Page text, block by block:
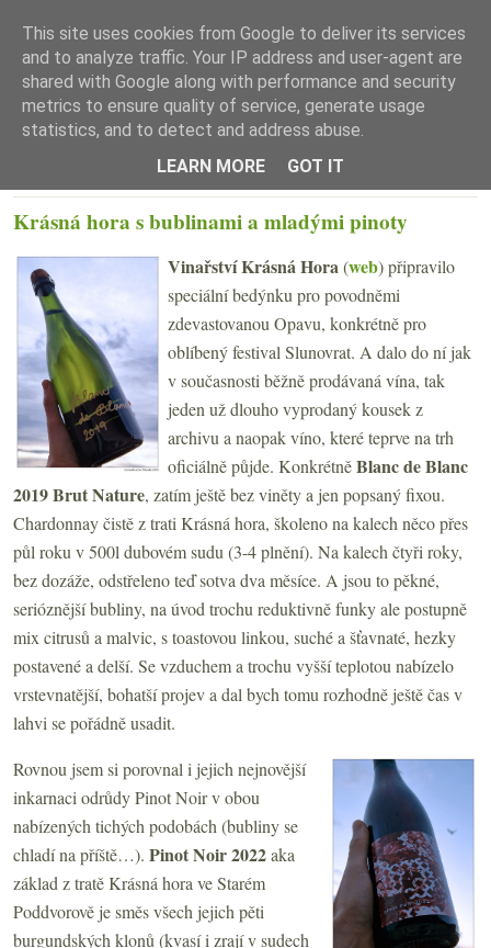
☰ Menu
Krásná hora s bublinami a mladými pinoty
Vinařství Krásná Hora(web) připravilo
speciální bedýnku pro povodněmi
zdevastovanou Opavu, konkrétně pro
oblíbený festival Slunovrat. A dalo do ní jak
v současnosti běžně prodávaná vína, tak
jeden už dlouho vyprodaný kousek z
archivu a naopak víno, které teprve na trh
oficiálně půjde. KonkrétněBlanc de Blanc
2019 Brut Nature, zatím ještě bez viněty a jen popsaný fixou.
Chardonnay čistě z trati Krásná hora, školeno na kalech něco přes
půl roku v 500l dubovém sudu (3-4 plnění). Na kalech čtyři roky,
bez dozáže, odstřeleno teď sotva dva měsíce. A jsou to pěkné,
serióznější bubliny, na úvod trochu reduktivně funky ale postupně
mix citrusů a malvic, s toastovou linkou, suché a šťavnaté, hezky
postavené a delší. Se vzduchem a trochu vyšší teplotou nabízelo
vrstevnatější, bohatší projev a dal bych tomu rozhodně ještě čas v
lahvi se pořádně usadit.
Rovnou jsem si porovnal i jejich nejnovější
inkarnaci odrůdy Pinot Noir v obou
nabízených tichých podobách (bubliny se
chladí na příště…). Pinot Noir 2022aka
základ z tratě Krásná hora ve Starém
Poddvorově je směs všech jejich pěti
burgundských klonů (kvasí i zrají v sudech
This site uses cookies from Google to deliver its services
and to analyze traffic. Your IP address and user-agent are
shared with Google along with performance and security
metrics to ensure quality of service, generate usage
statistics, and to detect and address abuse.
LEARN MORE
GOT IT